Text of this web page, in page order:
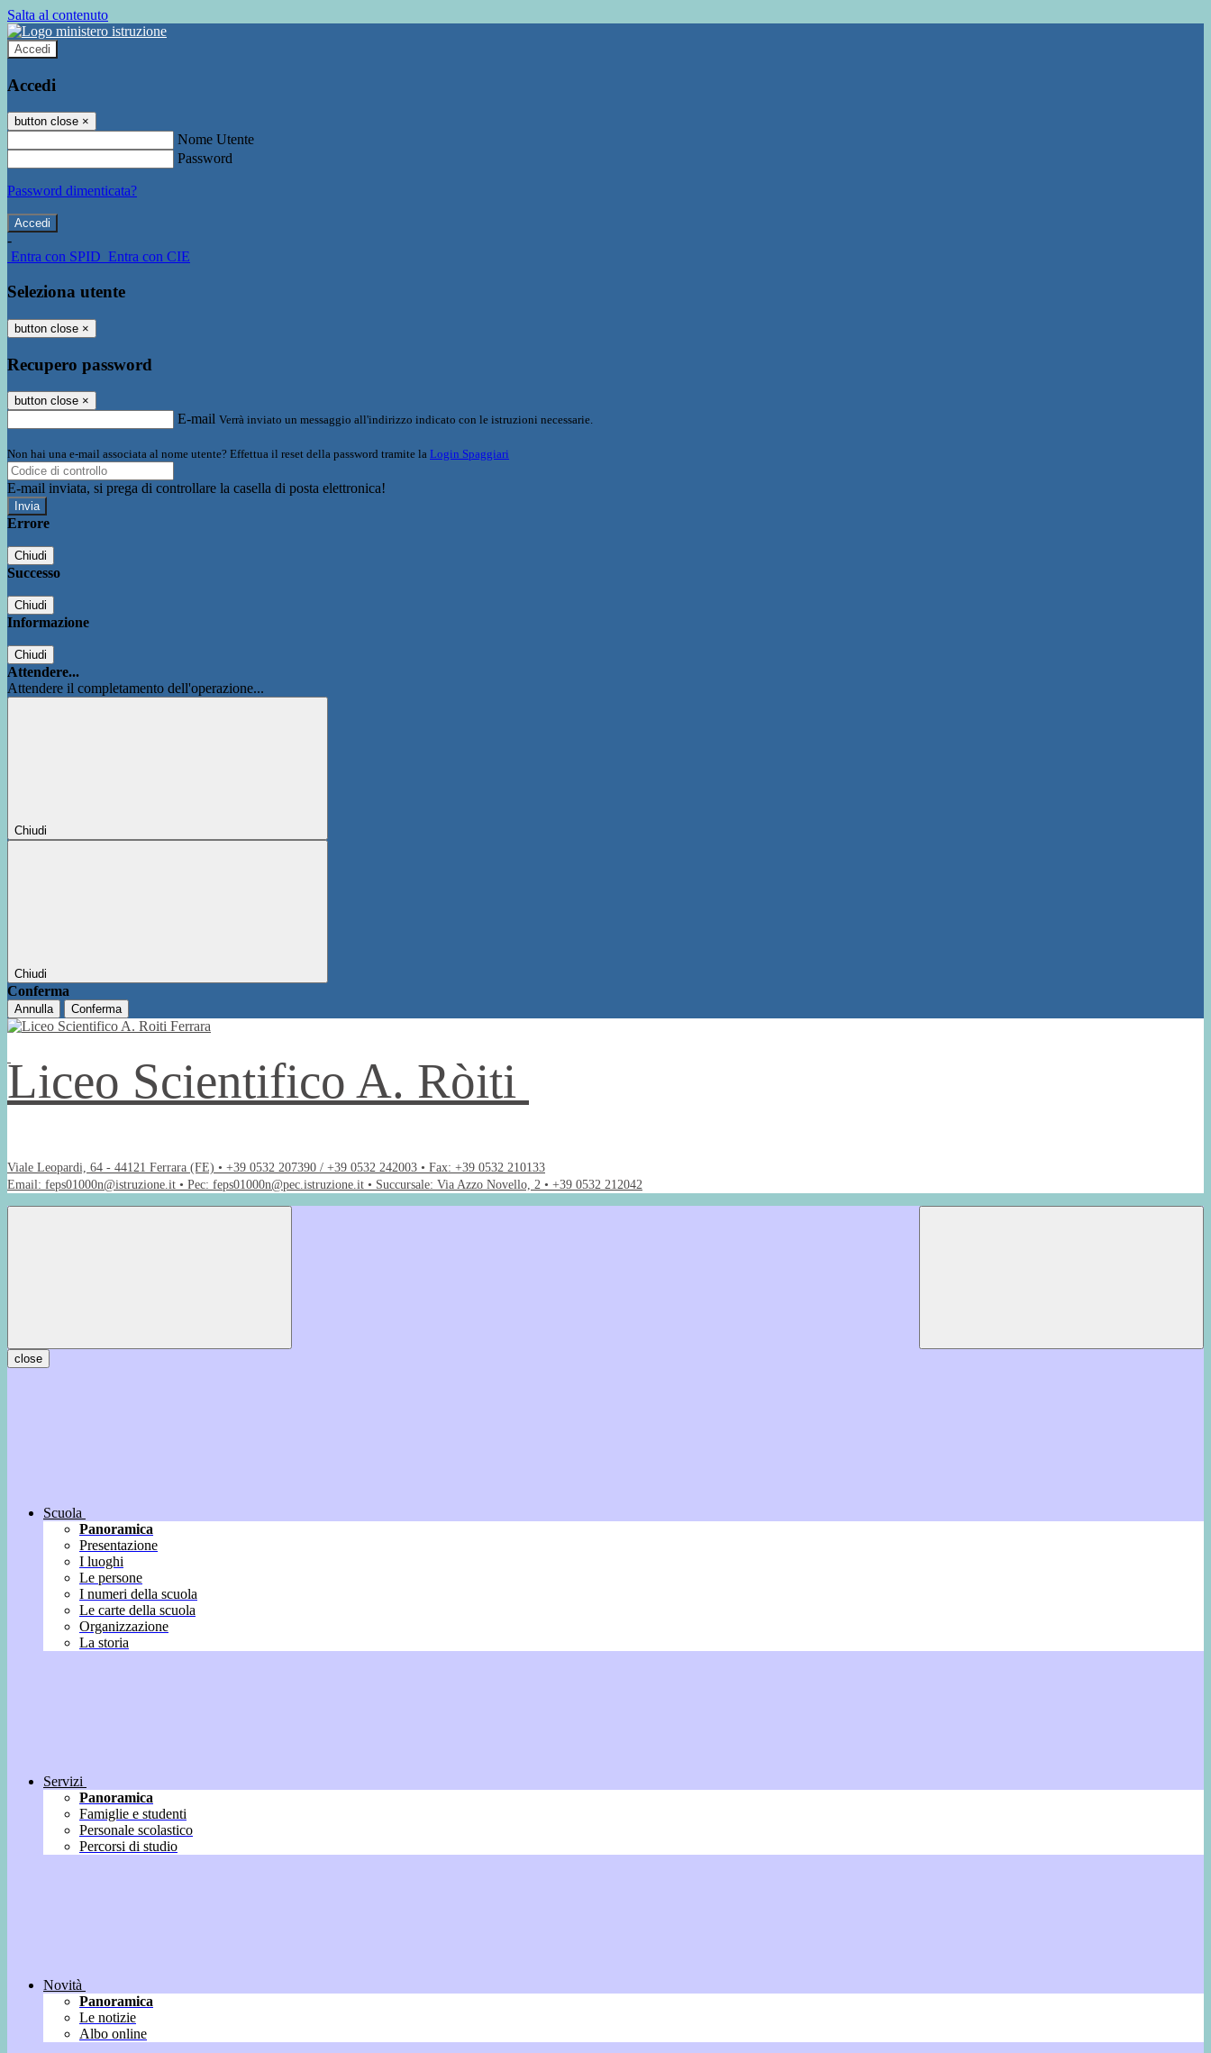
Salta al contenuto
Accedi
Accedi
button close ×
Nome Utente
Password
Password dimenticata?
-
Entra con SPID Entra con CIE
Seleziona utente
button close ×
Recupero password
button close ×
E-mail Verrà inviato un messaggio all'indirizzo indicato con le istruzioni necessarie.
Non hai una e-mail associata al nome utente? Effettua il reset della password tramite la Login Spaggiari
E-mail inviata, si prega di controllare la casella di posta elettronica!
Errore
Chiudi
Successo
Chiudi
Informazione
Chiudi
Attendere...
Attendere il completamento dell'operazione...
Chiudi
Chiudi
Conferma
Annulla Conferma
Liceo Scientifico A. Ròiti
Viale Leopardi, 64 - 44121 Ferrara (FE) • +39 0532 207390 / +39 0532 242003 • Fax: +39 0532 210133
Email: feps01000n@istruzione.it • Pec: feps01000n@pec.istruzione.it • Succursale: Via Azzo Novello, 2 • +39 0532 212042
close
Scuola
Panoramica
Presentazione
I luoghi
Le persone
I numeri della scuola
Le carte della scuola
Organizzazione
La storia
Servizi
Panoramica
Famiglie e studenti
Personale scolastico
Percorsi di studio
Novità
Panoramica
Le notizie
Albo online